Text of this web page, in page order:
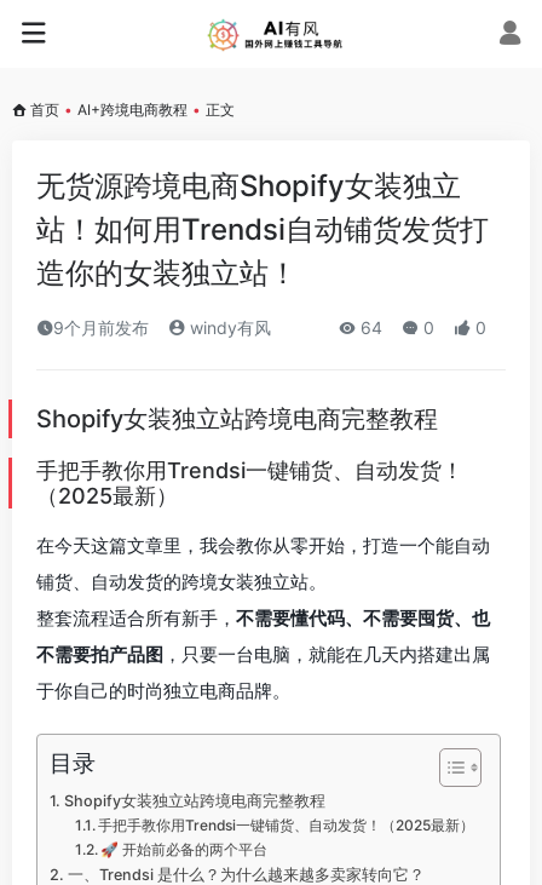
首页 • AI+跨境电商教程 • 正文
无货源跨境电商Shopify女装独立
站！如何用Trendsi自动铺货发货打
造你的女装独立站！
9个月前发布 windy有风 64 0 0
Shopify女装独立站跨境电商完整教程
手把手教你用Trendsi一键铺货、自动发货！
（2025最新）
在今天这篇文章里，我会教你从零开始，打造一个能自动
铺货、自动发货的跨境女装独立站。
整套流程适合所有新手， 不需要懂代码、不需要囤货、也
不需要拍产品图 ，只要一台电脑，就能在几天内搭建出属
于你自己的时尚独立电商品牌。
目录
Shopify女装独立站跨境电商完整教程
手把手教你用Trendsi一键铺货、自动发货！（2025最新）
🚀 开始前必备的两个平台
一、Trendsi 是什么？为什么越来越多卖家转向它？